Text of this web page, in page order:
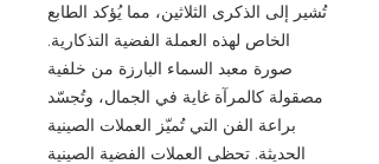
تُشير إلى الذكرى الثلاثين، مما يُؤكد الطابع
الخاص لهذه العملة الفضية التذكارية.
صورة معبد السماء البارزة من خلفية
مصقولة كالمرآة غاية في الجمال، وتُجسّد
براعة الفن التي تُميّز العملات الصينية
الحديثة. تحظى العملات الفضية الصينية